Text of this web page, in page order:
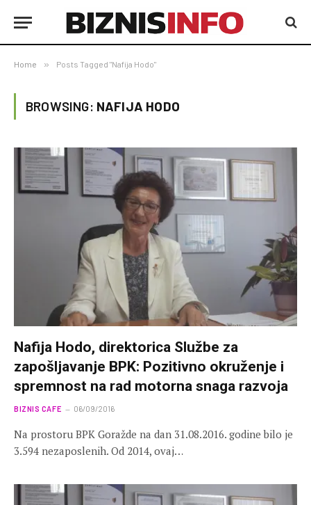
Home » Posts Tagged "Nafija Hodo"
BROWSING: NAFIJA HODO
Nafija Hodo, direktorica Službe za
zapošljavanje BPK: Pozitivno okruženje i
spremnost na rad motorna snaga razvoja
BIZNIS CAFE 06/09/2016
Na prostoru BPK Goražde na dan 31.08.2016. godine bilo je
3.594 nezaposlenih. Od 2014, ovaj…